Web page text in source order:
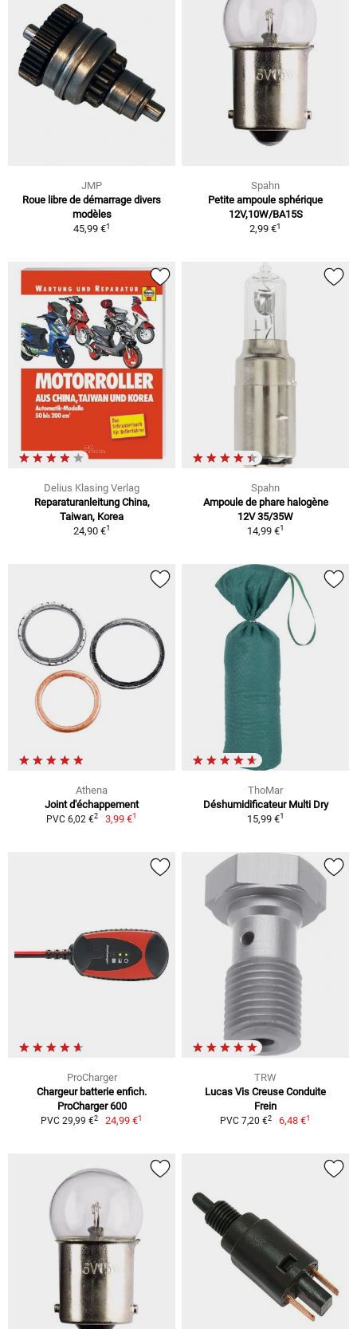
JMP
Roue libre de démarrage divers
modèles
45,99 €1
Spahn
Petite ampoule sphérique
12V,10W/BA15S
2,99 €1
Delius Klasing Verlag
Reparaturanleitung China,
Taiwan, Korea
24,90 €1
Spahn
Ampoule de phare halogène
12V 35/35W
14,99 €1
Athena
Joint d'échappement
PVC 6,02 €2 3,99 €1
ThoMar
Déshumidificateur Multi Dry
15,99 €1
ProCharger
Chargeur batterie enfich.
ProCharger 600
PVC 29,99 €2 24,99 €1
TRW
Lucas Vis Creuse Conduite
Frein
PVC 7,20 €2 6,48 €1